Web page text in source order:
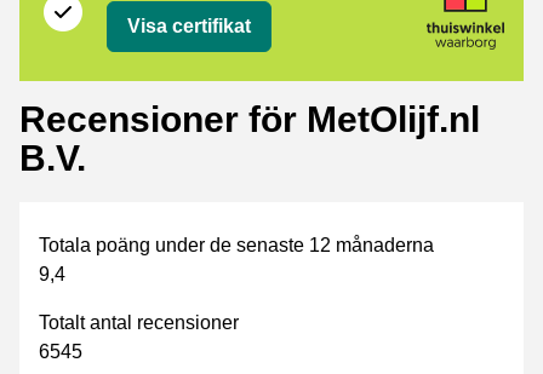
Visa certifikat
Recensioner för MetOlijf.nl
B.V.
Totala poäng under de senaste 12 månaderna
9,4
Totalt antal recensioner
6545